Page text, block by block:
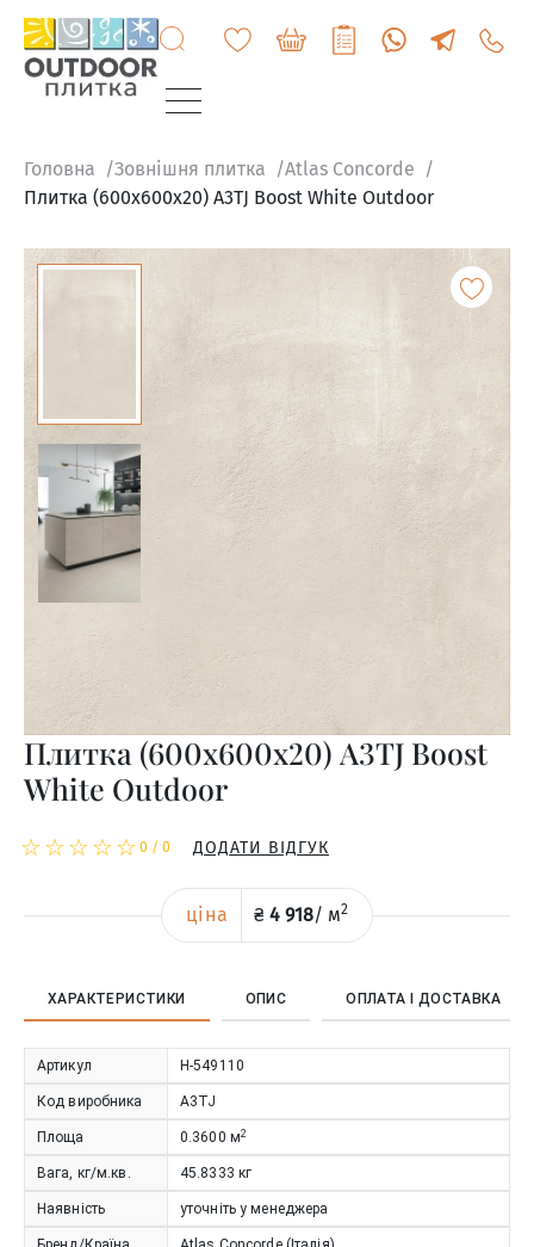
Головна
Зовнішня плитка
Atlas Concorde
Плитка (600x600x20) A3TJ Boost White Outdoor
Плитка (600x600x20) A3TJ Boost
White Outdoor
☆
★☆
★☆
★☆
★☆
★ 0 / 0 ДОДАТИ ВІДГУК
ціна ₴ 4 918/ м2
ХАРАКТЕРИСТИКИ ОПИС ОПЛАТА І ДОСТАВКА
Артикул Н-549110
Код виробника A3TJ
Площа 0.3600 м2
Вага, кг/м.кв. 45.8333 кг
Наявність уточніть у менеджера